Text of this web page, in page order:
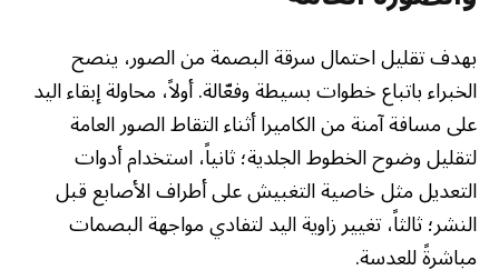
بهدف تقليل احتمال سرقة البصمة من الصور، ينصح
الخبراء باتباع خطوات بسيطة وفعّالة. أولاً، محاولة إبقاء اليد
على مسافة آمنة من الكاميرا أثناء التقاط الصور العامة
لتقليل وضوح الخطوط الجلدية؛ ثانياً، استخدام أدوات
التعديل مثل خاصية التغبيش على أطراف الأصابع قبل
النشر؛ ثالثاً، تغيير زاوية اليد لتفادي مواجهة البصمات
مباشرةً للعدسة.